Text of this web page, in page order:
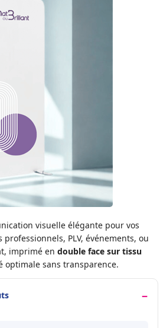
visuelle élégante pour vos
PLV, événements, ou
imprimé en double face sur tissu
sans transparence.